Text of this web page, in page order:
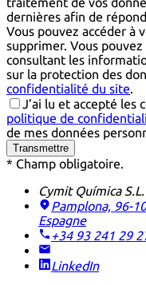
dernières afin de
Vous pouvez accéder à
supprimer. Vous
consultant les
sur la protection des
confidentialité du site.
J’ai lu et accepté les
politique de
de mes données
Transmettre
* Champ obligatoire.
Cymit Química S.L.
Pamplona, 96-
Espagne
+34 93 241 29
LinkedIn